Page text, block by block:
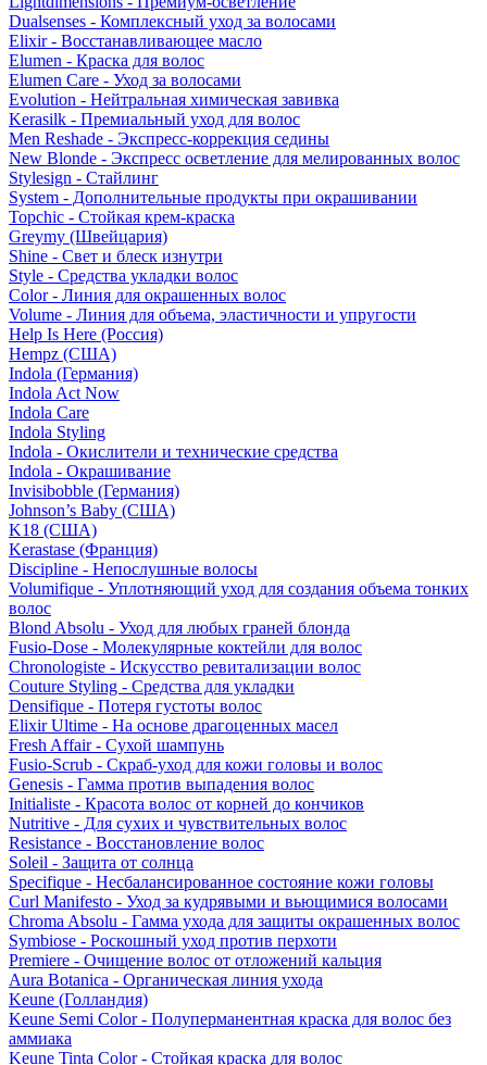
Dualsenses - Комплексный уход за волосами
Elixir - Восстанавливающее масло
Elumen - Краска для волос
Elumen Care - Уход за волосами
Evolution - Нейтральная химическая завивка
Kerasilk - Премиальный уход для волос
Men Reshade - Экспресс-коррекция седины
New Blonde - Экспресс осветление для мелированных волос
Stylesign - Стайлинг
System - Дополнительные продукты при окрашивании
Topchic - Стойкая крем-краска
Greymy (Швейцария)
Shine - Свет и блеск изнутри
Style - Средства укладки волос
Color - Линия для окрашенных волос
Volume - Линия для объема, эластичности и упругости
Help Is Here (Россия)
Hempz (США)
Indola (Германия)
Indola Act Now
Indola Care
Indola Styling
Indola - Окислители и технические средства
Indola - Окрашивание
Invisibobble (Германия)
Johnson’s Baby (США)
K18 (США)
Kerastase (Франция)
Discipline - Непослушные волосы
Volumifique - Уплотняющий уход для создания объема тонких
волос
Blond Absolu - Уход для любых граней блонда
Fusio-Dose - Молекулярные коктейли для волос
Chronologiste - Искусство ревитализации волос
Couture Styling - Средства для укладки
Densifique - Потеря густоты волос
Elixir Ultime - На основе драгоценных масел
Fresh Affair - Сухой шампунь
Fusio-Scrub - Скраб-уход для кожи головы и волос
Genesis - Гамма против выпадения волос
Initialiste - Красота волос от корней до кончиков
Nutritive - Для сухих и чувствительных волос
Resistance - Восстановление волос
Soleil - Защита от солнца
Specifique - Несбалансированное состояние кожи головы
Curl Manifesto - Уход за кудрявыми и вьющимися волосами
Chroma Absolu - Гамма ухода для защиты окрашенных волос
Symbiose - Роскошный уход против перхоти
Premiere - Очищение волос от отложений кальция
Aura Botanica - Органическая линия ухода
Keune (Голландия)
Keune Semi Color - Полуперманентная краска для волос без
аммиака
Keune Tinta Color - Стойкая краска для волос